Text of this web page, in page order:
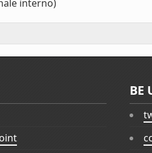
interno)
BE